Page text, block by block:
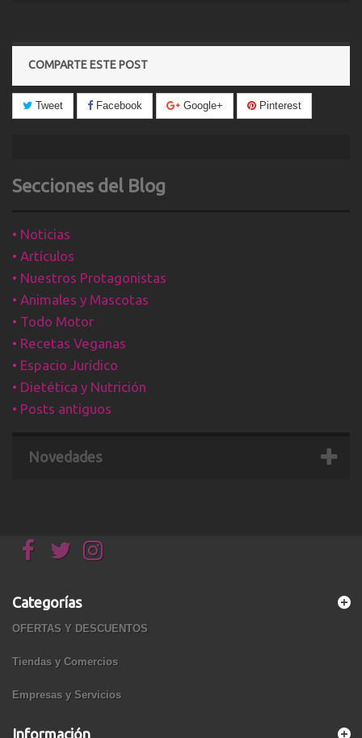
COMPARTE ESTE POST
Tweet Facebook Google+ Pinterest
Secciones del Blog
• Noticias
• Artículos
• Nuestros Protagonistas
• Animales y Mascotas
• Todo Motor
• Recetas Veganas
• Espacio Jurídico
• Dietética y Nutrición
• Posts antiguos
Novedades
Categorías
OFERTAS Y DESCUENTOS
Tiendas y Comercios
Empresas y Servicios
Información